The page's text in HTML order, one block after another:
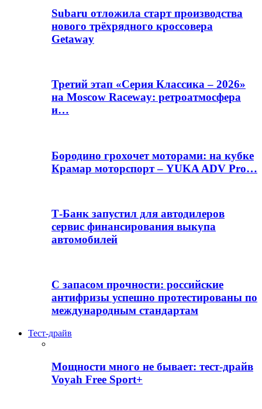
Subaru отложила старт производства
нового трёхрядного кроссовера
Getaway
Третий этап «Серия Классика – 2026»
на Moscow Raceway: ретроатмосфера
и…
Бородино грохочет моторами: на кубке
Крамар моторспорт – YUKA ADV Pro…
Т-Банк запустил для автодилеров
сервис финансирования выкупа
автомобилей
С запасом прочности: российские
антифризы успешно протестированы по
международным стандартам
Тест-драйв
Мощности много не бывает: тест-драйв
Voyah Free Sport+